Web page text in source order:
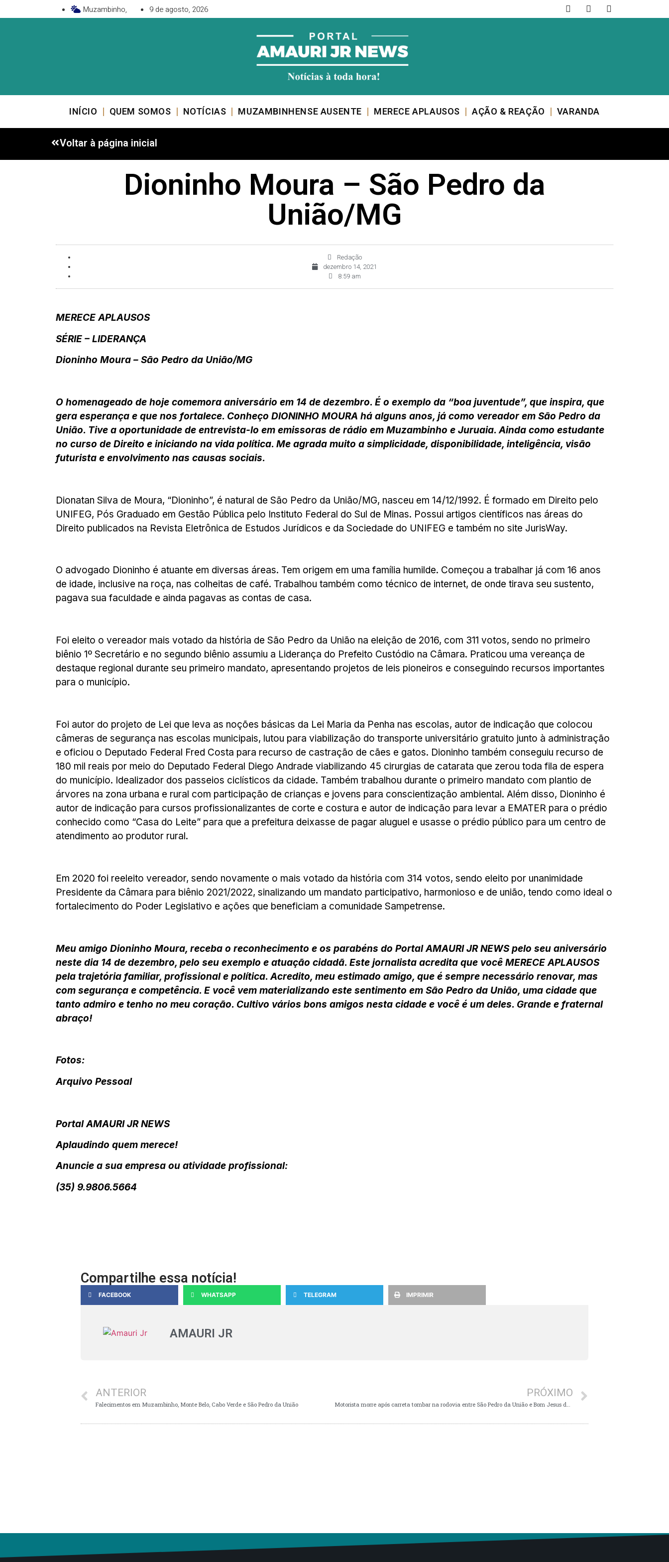
Muzambinho, 9 de agosto, 2026
INÍCIO QUEM SOMOS NOTÍCIAS MUZAMBINHENSE AUSENTE MERECE APLAUSOS AÇÃO & REAÇÃO VARANDA
Voltar à página inicial
Dioninho Moura – São Pedro da
União/MG
Redação
dezembro 14, 2021
8:59 am
MERECE APLAUSOS
SÉRIE – LIDERANÇA
Dioninho Moura – São Pedro da União/MG
O homenageado de hoje comemora aniversário em 14 de dezembro. É o exemplo da “boa juventude”, que inspira, que
gera esperança e que nos fortalece. Conheço DIONINHO MOURA há alguns anos, já como vereador em São Pedro da
União. Tive a oportunidade de entrevista-lo em emissoras de rádio em Muzambinho e Juruaia. Ainda como estudante
no curso de Direito e iniciando na vida política. Me agrada muito a simplicidade, disponibilidade, inteligência, visão
futurista e envolvimento nas causas sociais.
Dionatan Silva de Moura, “Dioninho”, é natural de São Pedro da União/MG, nasceu em 14/12/1992. É formado em Direito pelo
UNIFEG, Pós Graduado em Gestão Pública pelo Instituto Federal do Sul de Minas. Possui artigos científicos nas áreas do
Direito publicados na Revista Eletrônica de Estudos Jurídicos e da Sociedade do UNIFEG e também no site JurisWay.
O advogado Dioninho é atuante em diversas áreas. Tem origem em uma família humilde. Começou a trabalhar já com 16 anos
de idade, inclusive na roça, nas colheitas de café. Trabalhou também como técnico de internet, de onde tirava seu sustento,
pagava sua faculdade e ainda pagavas as contas de casa.
Foi eleito o vereador mais votado da história de São Pedro da União na eleição de 2016, com 311 votos, sendo no primeiro
biênio 1º Secretário e no segundo biênio assumiu a Liderança do Prefeito Custódio na Câmara. Praticou uma vereança de
destaque regional durante seu primeiro mandato, apresentando projetos de leis pioneiros e conseguindo recursos importantes
para o município.
Foi autor do projeto de Lei que leva as noções básicas da Lei Maria da Penha nas escolas, autor de indicação que colocou
câmeras de segurança nas escolas municipais, lutou para viabilização do transporte universitário gratuito junto à administração
e oficiou o Deputado Federal Fred Costa para recurso de castração de cães e gatos. Dioninho também conseguiu recurso de
180 mil reais por meio do Deputado Federal Diego Andrade viabilizando 45 cirurgias de catarata que zerou toda fila de espera
do município. Idealizador dos passeios ciclísticos da cidade. Também trabalhou durante o primeiro mandato com plantio de
árvores na zona urbana e rural com participação de crianças e jovens para conscientização ambiental. Além disso, Dioninho é
autor de indicação para cursos profissionalizantes de corte e costura e autor de indicação para levar a EMATER para o prédio
conhecido como “Casa do Leite” para que a prefeitura deixasse de pagar aluguel e usasse o prédio público para um centro de
atendimento ao produtor rural.
Em 2020 foi reeleito vereador, sendo novamente o mais votado da história com 314 votos, sendo eleito por unanimidade
Presidente da Câmara para biênio 2021/2022, sinalizando um mandato participativo, harmonioso e de união, tendo como ideal o
fortalecimento do Poder Legislativo e ações que beneficiam a comunidade Sampetrense.
Meu amigo Dioninho Moura, receba o reconhecimento e os parabéns do Portal AMAURI JR NEWS pelo seu aniversário
neste dia 14 de dezembro, pelo seu exemplo e atuação cidadã. Este jornalista acredita que você MERECE APLAUSOS
pela trajetória familiar, profissional e política. Acredito, meu estimado amigo, que é sempre necessário renovar, mas
com segurança e competência. E você vem materializando este sentimento em São Pedro da União, uma cidade que
tanto admiro e tenho no meu coração. Cultivo vários bons amigos nesta cidade e você é um deles. Grande e fraternal
abraço!
Fotos:
Arquivo Pessoal
Portal AMAURI JR NEWS
Aplaudindo quem merece!
Anuncie a sua empresa ou atividade profissional:
(35) 9.9806.5664
Compartilhe essa notícia!
FACEBOOK WHATSAPP TELEGRAM IMPRIMIR
AMAURI JR
ANTERIOR
Falecimentos em Muzambinho, Monte Belo, Cabo Verde e São Pedro da União
PRÓXIMO
Motorista morre após carreta tombar na rodovia entre São Pedro da União e Bom Jesus da Penha